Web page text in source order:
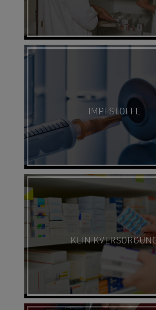
IMPFSTOFFE